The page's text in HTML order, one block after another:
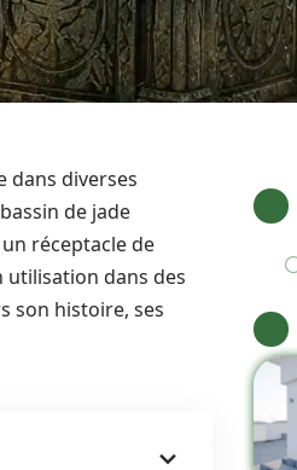
dans diverses
de jade
réceptacle de
utilisation dans des
son histoire, ses